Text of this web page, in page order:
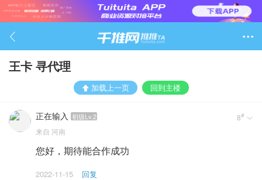

王卡 寻代理
加载上一页 回到主楼
正在输入 初级Lv.2 8# 
来自 河南
您好，期待能合作成功
2022-11-15 回复